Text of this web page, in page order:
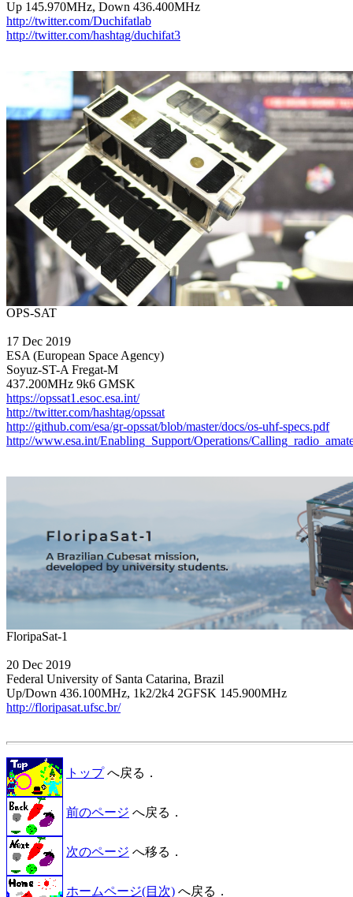
http://twitter.com/Duchifatlab
http://twitter.com/hashtag/duchifat3
17 Dec 2019
ESA (European Space Agency)
Soyuz-ST-A Fregat-M
https://opssat1.esoc.esa.int/
http://twitter.com/hashtag/opssat
http://github.com/esa/gr-opssat/blob/master/docs/os-uhf-specs.pdf
http://www.esa.int/Enabling_Support/Operations/
20 Dec 2019
Federal University of Santa Catarina, Brazil
http://floripasat.ufsc.br/
トップへ戻る．
前のページ へ戻る．
次のページ へ移る．
ホームページ(目次) へ戻る．